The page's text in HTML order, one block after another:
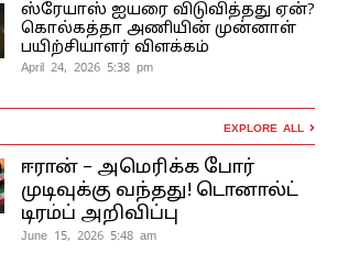
ஸ்ரேயாஸ் ஐயரை விடுவித்தது ஏன்?
கொல்கத்தா அணியின் முன்னாள்
பயிற்சியாளர் விளக்கம்
April 24, 2026 5:38 pm
EXPLORE ALL
ஈரான் – அமெரிக்க போர்
முடிவுக்கு வந்தது! டொனால்ட்
டிரம்ப் அறிவிப்பு
June 15, 2026 5:48 am